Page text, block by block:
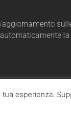
esperienza.